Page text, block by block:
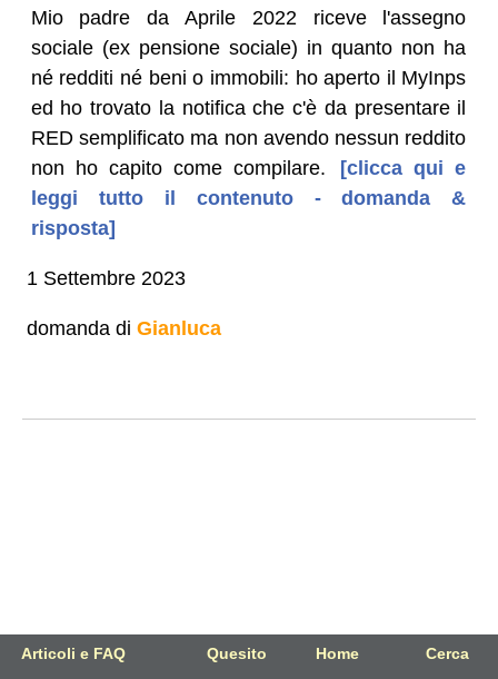
Articoli e FAQ Quesito Home Cerca
Mio padre da Aprile 2022 riceve l'assegno
sociale (ex pensione sociale) in quanto non ha
né redditi né beni o immobili: ho aperto il MyInps
ed ho trovato la notifica che c'è da presentare il
RED semplificato ma non avendo nessun reddito
non ho capito come compilare.
[clicca qui e
leggi tutto il contenuto - domanda &
risposta]
1 Settembre 2023
domanda di Gianluca